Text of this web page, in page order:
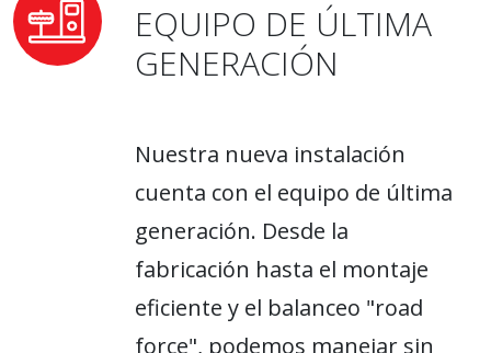
EQUIPO DE ÚLTIMA
GENERACIÓN
Nuestra nueva instalación
cuenta con el equipo de última
generación. Desde la
fabricación hasta el montaje
eficiente y el balanceo "road
force", podemos manejar sin